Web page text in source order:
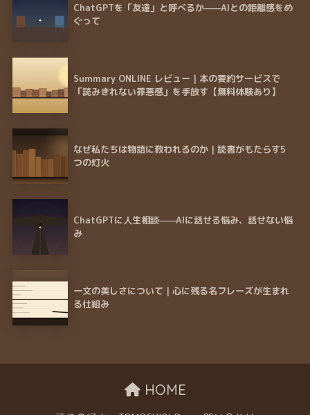
ChatGPTを「友達」と呼べるか——AIとの距離感をめ
ぐって
Summary ONLINE レビュー｜本の要約サービスで
「読みきれない罪悪感」を手放す【無料体験あり】
なぜ私たちは物語に救われるのか｜読書がもたらす5
つの灯火
ChatGPTに人生相談——AIに話せる悩み、話せない悩
み
一文の美しさについて｜心に残る名フレーズが生まれ
る仕組み
HOME